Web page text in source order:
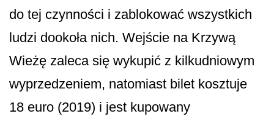
do tej czynności i zablokować wszystkich
ludzi dookoła nich. Wejście na Krzywą
Wieżę zaleca się wykupić z kilkudniowym
wyprzedzeniem, natomiast bilet kosztuje
18 euro (2019) i jest kupowany